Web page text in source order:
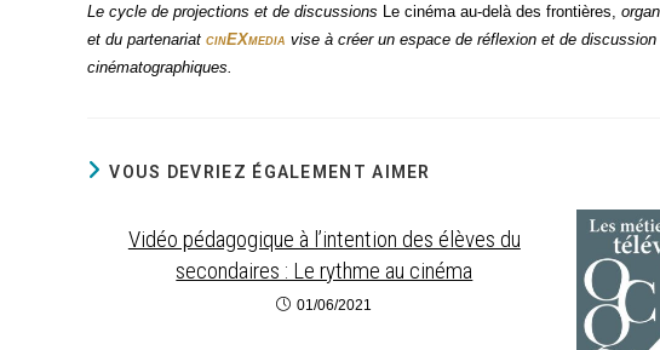
Le cycle de pro­jec­tions et de dis­cus­sions Le ciné­ma au-delà des fron­tières,
et du par­te­na­riat cinEXmedia vise à créer un espace de réflexion et de
cinématographiques.
VOUS DEVRIEZ ÉGALEMENT AIMER
Vidéo pédagogique à l’intention des élèves du
secondaires : Le rythme au cinéma
01/06/2021